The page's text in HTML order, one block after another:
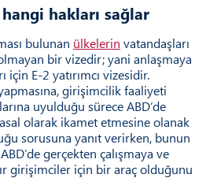
hakları sağlar
bulunan ülkelerin vatandaşları
bir vizedir; yani anlaşmaya
E-2 yatırımcı vizesidir.
yapmasına, girişimcilik faaliyeti
uyulduğu sürece ABD’de
olarak ikamet etmesine olanak
sorusuna yanıt verirken, bunun
gerçekten çalışmaya ve
girişimciler için bir araç olduğunu